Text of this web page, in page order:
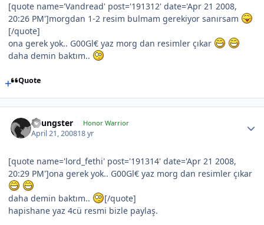
[quote name='Vandread' post='191312' date='Apr 21 2008,
20:26 PM']morgdan 1-2 resim bulmam gerekiyor sanırsam
[/quote]
ona gerek yok.. G00Gl€ yaz morg dan resimler çıkar
daha demin baktım..
Quote
Youngster Honor Warrior
April 21, 200818 yr
[quote name='lord_fethi' post='191314' date='Apr 21 2008,
20:29 PM']ona gerek yok.. G00Gl€ yaz morg dan resimler çıkar
daha demin baktım..
[/quote]
hapishane yaz 4cü resmi bizle paylaş.